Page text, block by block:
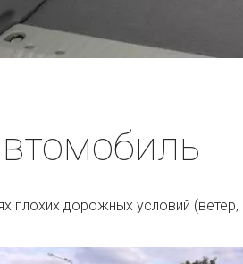
плохих дорожных условий (ветер,